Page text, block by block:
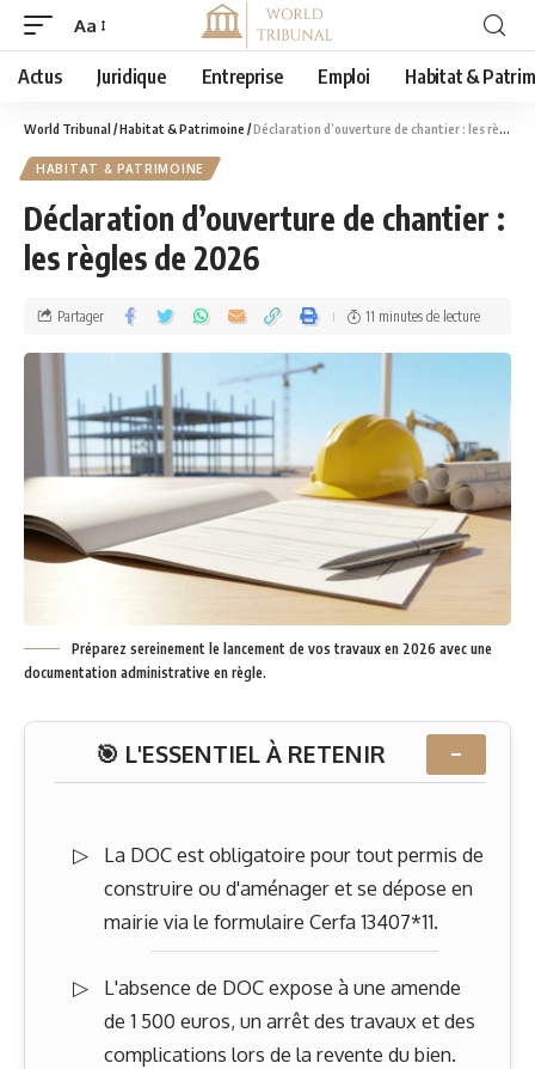
Aa
Actus Juridique Entreprise Emploi Habitat &
World Tribunal /Habitat & Patrimoine /Déclaration d’ouverture de chantier : les règles de 2026
HABITAT & PATRIMOINE
Déclaration d’ouverture de chantier :
les règles de 2026
Partager 11 minutes de lecture
Préparez sereinement le lancement de vos travaux en 2026 avec une
documentation administrative en règle.
🎯 L'ESSENTIEL À RETENIR −
La DOC est obligatoire pour tout permis de
construire ou d'aménager et se dépose en
mairie via le formulaire Cerfa 13407*11.
L'absence de DOC expose à une amende
de 1 500 euros, un arrêt des travaux et des
complications lors de la revente du bien.